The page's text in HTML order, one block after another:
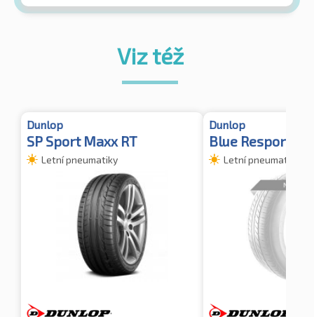
Viz též
Dunlop
SP Sport Maxx RT
Letní pneumatiky
Dunlop
Blue Response
Letní pneumatiky